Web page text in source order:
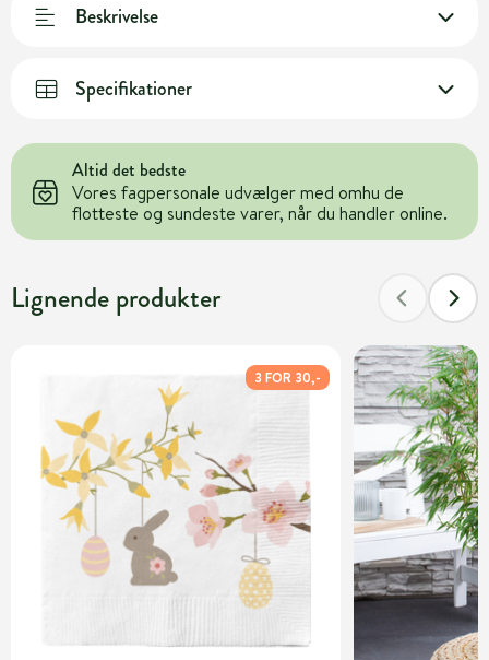
Beskrivelse
Specifikationer
Altid det bedste
Vores fagpersonale udvælger med omhu de
flotteste og sundeste varer, når du handler online.
Lignende produkter
3 FOR 30,-